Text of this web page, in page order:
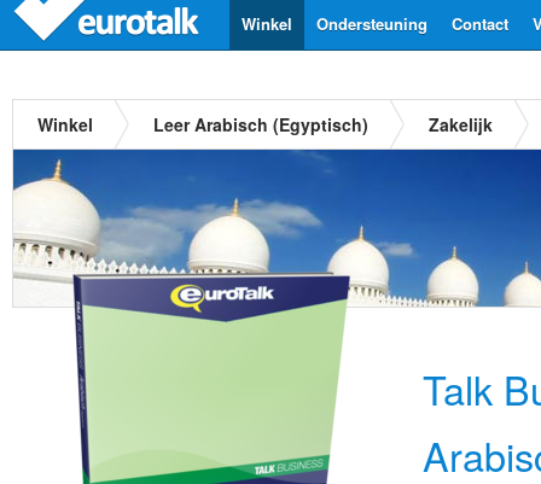
Contact
Ondersteuning
Winkel
Winkel Leer Arabisch (Egyptisch) Zakelijk
Talk